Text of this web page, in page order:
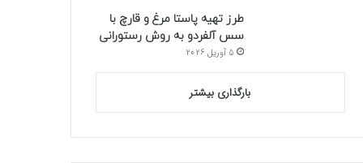
طرز تهیه پاستا مرغ و قارچ با
سس آلفردو به روش رستورانی
5 آوریل 2026
بارگذاری بیشتر